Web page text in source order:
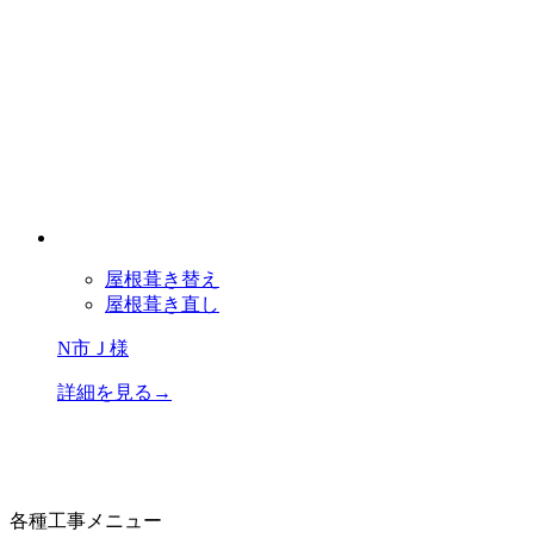
屋根葺き替え
屋根葺き直し
N市Ｊ様
詳細を見る→
各種工事メニュー